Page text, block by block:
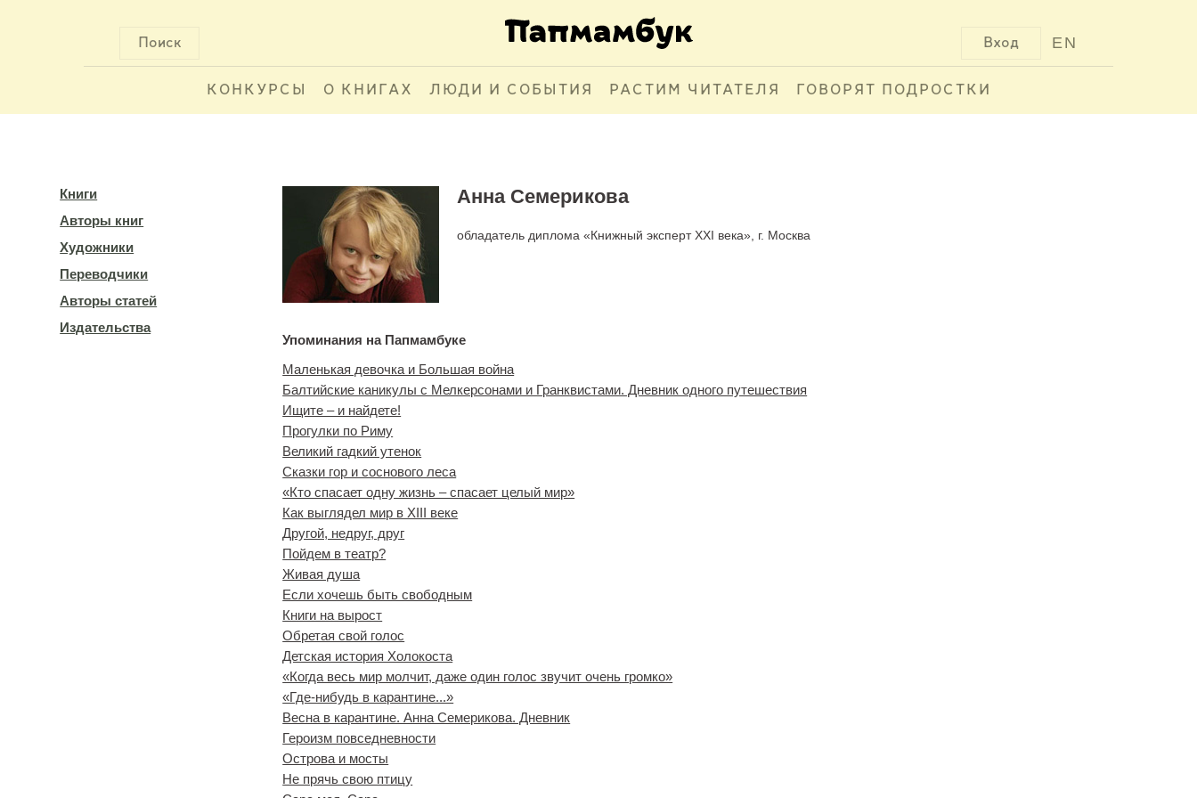
Поиск EN
Вход
КОНКУРСЫ О КНИГАХ ЛЮДИ И СОБЫТИЯ РАСТИМ ЧИТАТЕЛЯ ГОВОРЯТ ПОДРОСТКИ
Книги
Авторы книг
Художники
Переводчики
Авторы статей
Издательства
Анна Семерикова
обладатель диплома «Книжный эксперт XXI века», г. Москва
Упоминания на Папмамбуке
Маленькая девочка и Большая война
Балтийские каникулы с Мелкерсонами и Гранквистами. Дневник одного путешествия
Ищите – и найдете!
Прогулки по Риму
Великий гадкий утенок
Сказки гор и соснового леса
«Кто спасает одну жизнь ‒ спасает целый мир»
Как выглядел мир в XIII веке
Другой, недруг, друг
Пойдем в театр?
Живая душа
Если хочешь быть свободным
Книги на вырост
Обретая свой голос
Детская история Холокоста
«Когда весь мир молчит, даже один голос звучит очень громко»
«Где-нибудь в карантине...»
Весна в карантине. Анна Семерикова. Дневник
Героизм повседневности
Острова и мосты
Не прячь свою птицу